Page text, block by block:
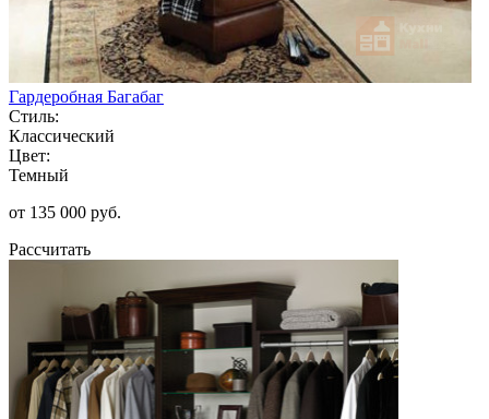
Гардеробная Багабаг
Стиль:
Классический
Цвет:
Темный
от 135 000 руб.
Рассчитать